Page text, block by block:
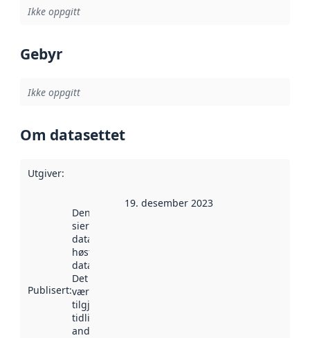
Ikke oppgitt
Gebyr
Ikke oppgitt
Om datasettet
Utgiver:
Publisert:
Denne datoen
sier når
datasettet ble
høstet av
data.norge.no.
Det kan ha
vært
tilgjengelig
tidligere
andre steder.
19. desember 2023